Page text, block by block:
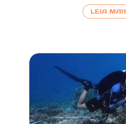
LEIA